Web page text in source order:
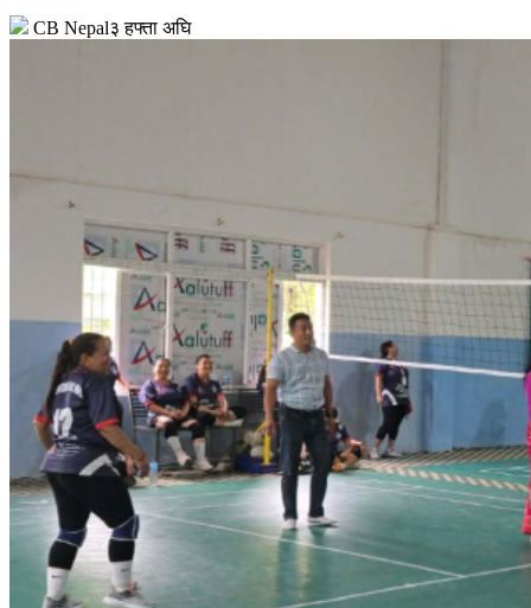
CB Nepal३ हफ्ता अघि